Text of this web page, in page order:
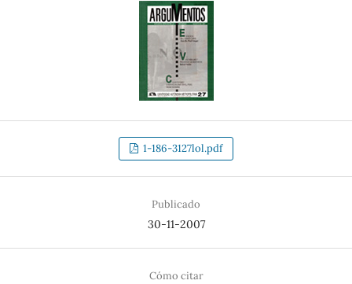
1-186-3127lol.pdf
Publicado
30-11-2007
Cómo citar